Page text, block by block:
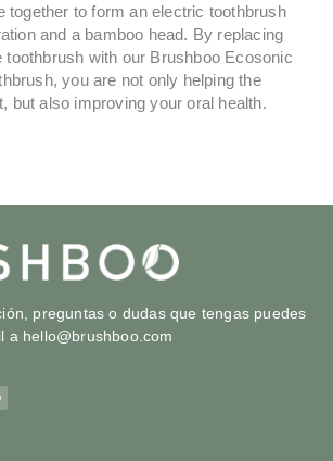
together to form an electric toothbrush
and a bamboo head. By replacing
toothbrush with our Brushboo Ecosonic
you are not only helping the
but also improving your oral health.
preguntas o dudas que tengas puedes
a hello@brushboo.com